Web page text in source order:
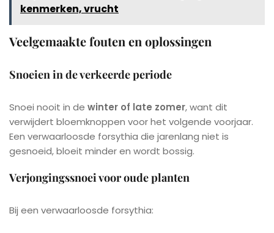
kenmerken, vrucht
Veelgemaakte fouten en oplossingen
Snoeien in de verkeerde periode
Snoei nooit in de winter of late zomer, want dit
verwijdert bloemknoppen voor het volgende voorjaar.
Een verwaarloosde forsythia die jarenlang niet is
gesnoeid, bloeit minder en wordt bossig.
Verjongingssnoei voor oude planten
Bij een verwaarloosde forsythia: